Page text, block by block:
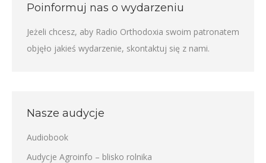
Poinformuj nas o wydarzeniu
Jeżeli chcesz, aby Radio Orthodoxia swoim patronatem
objęło jakieś wydarzenie, skontaktuj się z nami.
Nasze audycje
Audiobook
Audycje Agroinfo – blisko rolnika